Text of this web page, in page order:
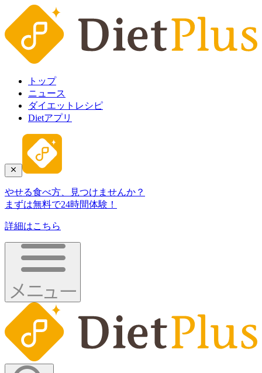
トップ
ニュース
ダイエットレシピ
Dietアプリ
やせる食べ方、見つけませんか？
まずは無料で24時間体験！
詳細はこちら